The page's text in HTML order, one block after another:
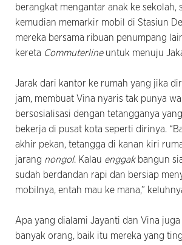
berangkat mengantar anak ke sekolah,
kemudian memarkir mobil di Stasiun
mereka bersama ribuan penumpang
kereta Commuterlineuntuk menuju
Jarak dari kantor ke rumah yang jika
jam, membuat Vina nyaris tak punya
bersosialisasi dengan tetangganya
bekerja di pusat kota seperti dirinya.
akhir pekan, tetangga di kanan kiri
jarang nongol. Kalau enggakbangun
sudah berdandan rapi dan bersiap
mobilnya, entah mau ke mana,”
Apa yang dialami Jayanti dan Vina
banyak orang, baik itu mereka yang